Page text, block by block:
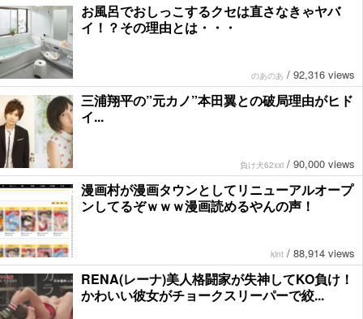
お風呂でおしっこするクセは直さなきゃヤバ
イ！？その理由とは・・・
のあのあ / 92,316 views
三浦翔平の”元カノ”本田翼との破局理由がヒド
イ...
負け犬62xxi / 90,000 views
漫画村が漫画タウンとしてリニューアルオープ
ンしてるぞｗｗｗ漫画読めるやんの声！
kint / 88,914 views
RENA(レーナ)美人格闘家が失神してKO負け！
かわいい彼女がチョークスリーパーで絞...